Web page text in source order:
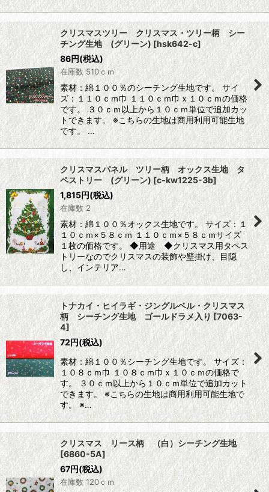
クリスマスツリー クリスマス・ツリー柄 シー
チング生地 (グリーン)[hsk642-c]
86円(税込)
在庫数 510ｃｍ
素材：綿１００％のシーチング生地です。 サイ
ズ：１１０ｃｍ巾 １１０ｃｍ巾ｘ１０ｃｍの価格
です。 ３０ｃｍ以上から１０ｃｍ単位で追加カッ
トできます。 ※こちらの生地は商用利用可能生地
です。 …
クリスマスパネル ツリー柄 オックス生地 タ
ペストリー (グリーン)[c-kw1225-3b]
1,815円(税込)
在庫数 2
素材：綿１００％オックス生地です。 サイズ：１
１０ｃｍ×５８ｃｍ １１０ｃｍ×５８ｃｍサイズ
１枚の価格です。 ◆用途 ◆クリスマス用タペス
トリーなのでクリスマスの装飾や壁掛け、目隠
し、インテリア…
トナカイ・ヒイラギ・ジングルベル・クリスマス
柄 シーチング生地 ゴールドラメ入り [7063-
4]
72円(税込)
素材：綿１００％シーチング生地です。 サイズ：
１０８ｃｍ巾 １０８ｃｍ巾ｘ１０ｃｍの価格で
す。 ３０ｃｍ以上から１０ｃｍ単位で追加カット
できます。 ※こちらの生地は商用利用可能生地で
す。 ※…
クリスマス リース柄 （白）シーチング生地
[6860-5A]
67円(税込)
在庫数 120ｃｍ